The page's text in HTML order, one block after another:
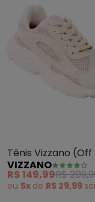
Tênis Vizzano
Preto
VIZZANO
R$ 149,99R$
ou 5x de R$ 29,99